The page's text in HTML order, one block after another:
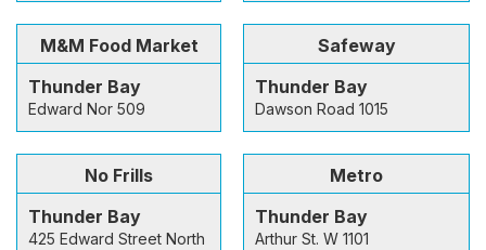
M&M Food Market
Thunder Bay
Edward Nor 509
Safeway
Thunder Bay
Dawson Road 1015
No Frills
Thunder Bay
425 Edward Street North
Metro
Thunder Bay
Arthur St. W 1101